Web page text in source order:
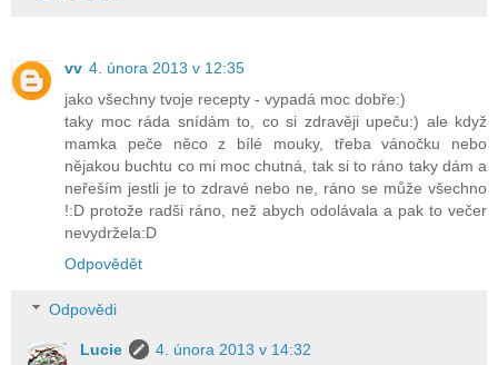
vv 4. února 2013 v 12:35
jako všechny tvoje recepty - vypadá moc dobře:)
taky moc ráda snídám to, co si zdravěji upeču:) ale když
mamka peče něco z bílé mouky, třeba vánočku nebo
nějakou buchtu co mi moc chutná, tak si to ráno taky dám a
neřeším jestli je to zdravé nebo ne, ráno se může všechno
!:D protože radši ráno, než abych odolávala a pak to večer
nevydržela:D
Odpovědět
Odpovědi
Lucie
4. února 2013 v 14:32